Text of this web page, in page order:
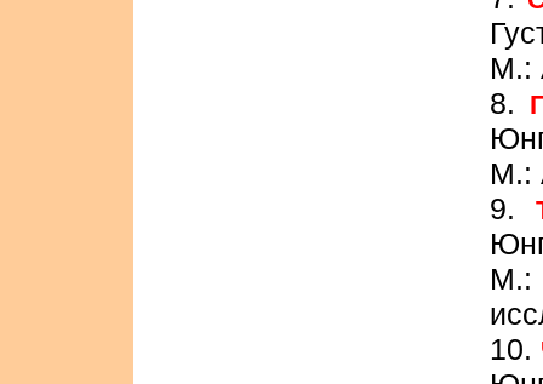
М.:
8.
М.:
9.
М.:
10.